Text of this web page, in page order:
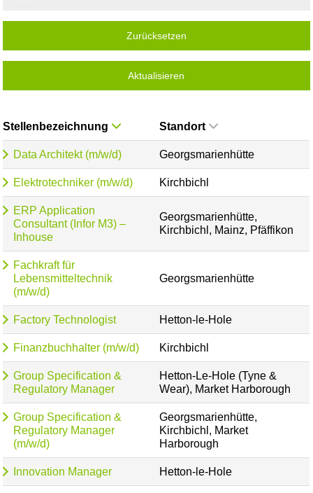
Zurücksetzen
Aktualisieren
Stellenbezeichnung Standort
Data Architekt (m/w/d) Georgsmarienhütte
Elektrotechniker (m/w/d) Kirchbichl
ERP Application
Consultant (Infor M3) –
Inhouse
Georgsmarienhütte,
Kirchbichl, Mainz, Pfäffikon
Fachkraft für
Lebensmitteltechnik
(m/w/d)
Georgsmarienhütte
Factory Technologist Hetton-le-Hole
Finanzbuchhalter (m/w/d) Kirchbichl
Group Specification &
Regulatory Manager
Hetton-Le-Hole (Tyne &
Wear), Market Harborough
Group Specification &
Regulatory Manager
(m/w/d)
Georgsmarienhütte,
Kirchbichl, Market
Harborough
Innovation Manager Hetton-le-Hole